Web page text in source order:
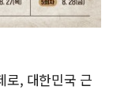
로, 대한민국 근